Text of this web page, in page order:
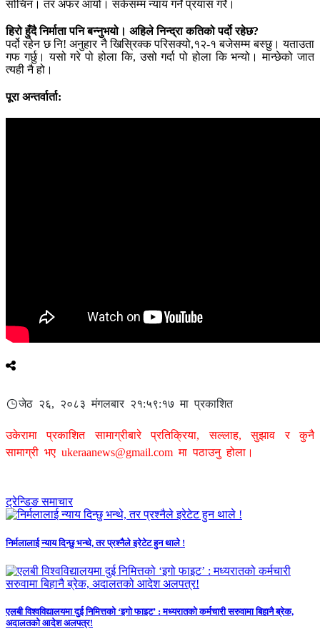
सोचिन। तर अफर आयो। सकेसम्म न्याय गर्ने प्रयास गरेँ।
हिरो हुँदै निर्माता पनि बन्नुभयो। अहिले निन्द्रा कतिको पर्दो रहेछ?
पर्दो रहेन छ नि! अनुहार नै खिस्रिक्क परिसक्यो,१२-१ बजेसम्म बस्छु। यताउता
गफ गर्छु। यसो गरे पो होला कि, उसो गर्दा पो होला कि भन्यो। मान्छेको जात
त्यही नै हो।
पूरा अन्तर्वार्ता:
जेठ २६, २०८३ मंगलबार २१:५९:१७ मा प्रकाशित
उकेरामा प्रकाशित सामाग्रीबारे प्रतिक्रिया, सल्लाह, सुझाव र कुनै
सामाग्री भए ukeraanews@gmail.com मा पठाउनु होला।
ट्रेन्डिङ समाचार
निर्मलालाई न्याय दिन्छु भन्थे, तर प्रश्नैले इरेटेट हुन थाले !
एलबी विश्वविद्यालयमा दुई निमित्तको ‘इगो फाइट’ : मध्यरातको कर्मचारी सरुवामा बिहानै ब्रेक,
अदालतको आदेश अलपत्र!